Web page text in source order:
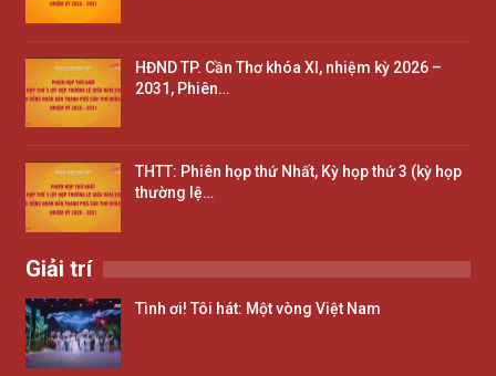
HĐND TP. Cần Thơ khóa XI, nhiệm kỳ 2026 –
2031, Phiên…
THTT: Phiên họp thứ Nhất, Kỳ họp thứ 3 (kỳ họp
thường lệ…
Giải trí
Tình ơi! Tôi hát: Một vòng Việt Nam